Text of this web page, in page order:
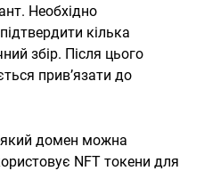
Необхідно
кілька
збір. Після цього
прив’язати до
який домен можна
NFT токени для